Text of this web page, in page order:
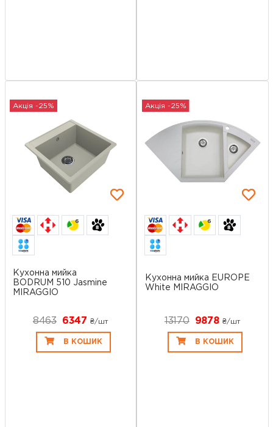
Акція -25%
6
Кухонна мийка
BODRUM 510 Jasmine
MIRAGGIO
8463 6347 ₴/шт
В КОШИК
Акція -25%
6
Кухонна мийка EUROPE
White MIRAGGIO
13170 9878 ₴/шт
В КОШИК